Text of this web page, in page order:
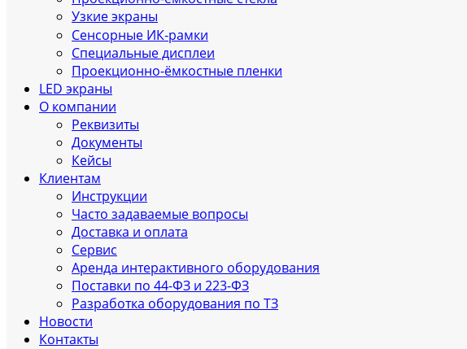
Узкие экраны
Сенсорные ИК‑рамки
Специальные дисплеи
Проекционно-ёмкостные пленки
LED экраны
О компании
Реквизиты
Документы
Кейсы
Клиентам
Инструкции
Часто задаваемые вопросы
Доставка и оплата
Сервис
Аренда интерактивного оборудования
Поставки по 44-ФЗ и 223-ФЗ
Разработка оборудования по ТЗ
Новости
Контакты